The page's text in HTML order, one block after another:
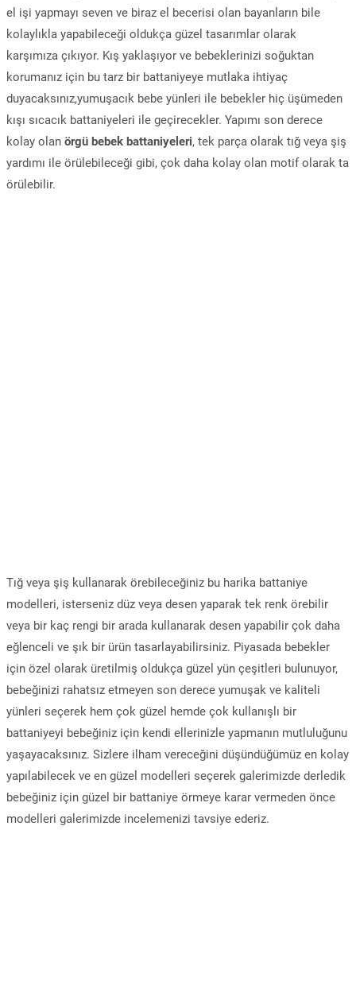
el işi yapmayı seven ve biraz el becerisi olan bayanların bile
kolaylıkla yapabileceği oldukça güzel tasarımlar olarak
karşımıza çıkıyor. Kış yaklaşıyor ve bebeklerinizi soğuktan
korumanız için bu tarz bir battaniyeye mutlaka ihtiyaç
duyacaksınız,yumuşacık bebe yünleri ile bebekler hiç üşümeden
kışı sıcacık battaniyeleri ile geçirecekler. Yapımı son derece
kolay olan örgü bebek battaniyeleri, tek parça olarak tığ veya şiş
yardımı ile örülebileceği gibi, çok daha kolay olan motif olarak ta
örülebilir.
Tığ veya şiş kullanarak örebileceğiniz bu harika battaniye
modelleri, isterseniz düz veya desen yaparak tek renk örebilir
veya bir kaç rengi bir arada kullanarak desen yapabilir çok daha
eğlenceli ve şık bir ürün tasarlayabilirsiniz. Piyasada bebekler
için özel olarak üretilmiş oldukça güzel yün çeşitleri bulunuyor,
bebeğinizi rahatsız etmeyen son derece yumuşak ve kaliteli
yünleri seçerek hem çok güzel hemde çok kullanışlı bir
battaniyeyi bebeğiniz için kendi ellerinizle yapmanın mutluluğunu
yaşayacaksınız. Sizlere ilham vereceğini düşündüğümüz en kolay
yapılabilecek ve en güzel modelleri seçerek galerimizde derledik
bebeğiniz için güzel bir battaniye örmeye karar vermeden önce
modelleri galerimizde incelemenizi tavsiye ederiz.